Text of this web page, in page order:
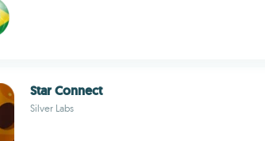
Star Connect
Silver Labs